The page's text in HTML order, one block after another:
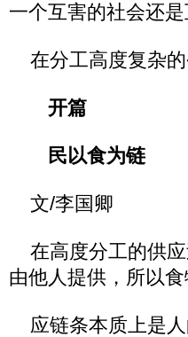
一个互害的社会还
在分工高度复杂的
开篇
民以食为链
文/李国卿
在高度分工的供应
由他人提供，所以
应链条本质上是人